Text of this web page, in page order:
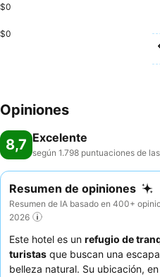
$0
$0
Opiniones
8,7 Excelente
según 1.798 puntuaciones de
Resumen de opiniones
Resumen de IA basado en 400+
2026
Este hotel es un refugio de
turistas que buscan una
belleza natural. Su ubicación,